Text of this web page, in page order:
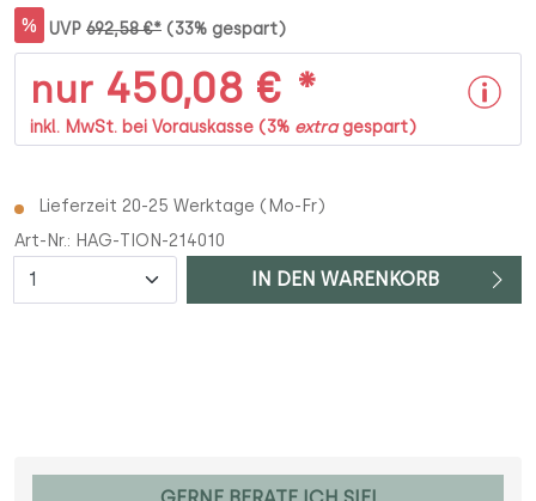
% UVP 692,58 €* (33% gespart)
nur 450,08 € *
inkl. MwSt. bei Vorauskasse (3% extragespart)
Lieferzeit 20-25 Werktage (Mo-Fr)
Art-Nr.: HAG-TION-214010
Anzahl IN DEN WARENKORB